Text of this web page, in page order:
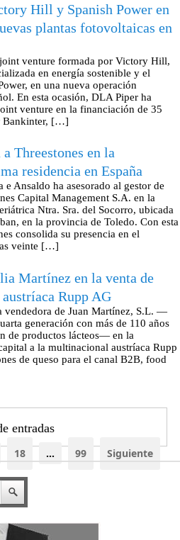
Hill y Spanish Power en
plantas fotovoltaicas en
venture formada por Victory Hill,
en energía sostenible y el
en una nueva operación
En esta ocasión, DLA Piper ha
venture en la financiación de 35
Bankinter, […]
Threestones en la
residencia en España
Ansaldo ha asesorado al gestor de
Capital Management S.A. en la
Ntra. Sra. del Socorro, ubicada
en la provincia de Toledo. Con esta
consolida su presencia en el
veinte […]
Martínez en la venta de
Rupp AG
vendedora de Juan Martínez, S.L. —
generación con más de 110 años
de productos lácteos— en la
a la multinacional austríaca Rupp
de queso para el canal B2B, food
entradas
18 … 99 Siguiente